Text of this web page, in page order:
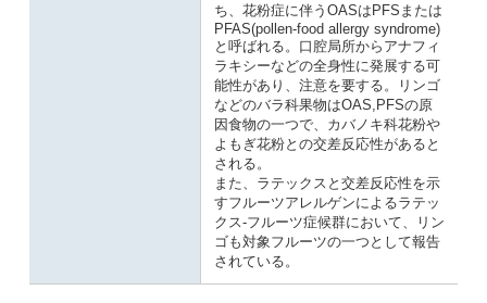
ち、花粉症に伴うOASはPFSまたは
PFAS(pollen-food allergy syndrome)
と呼ばれる。口腔局所からアナフィ
ラキシーなどの全身性に発展する可
能性があり、注意を要する。リンゴ
などのバラ科果物はOAS,PFSの原
因食物の一つで、カバノキ科花粉や
よもぎ花粉との交差反応性があると
される。
また、ラテックスと交差反応性を示
すフルーツアレルゲンによるラテッ
クス-フルーツ症候群において、リン
ゴも対象フルーツの一つとして報告
されている。